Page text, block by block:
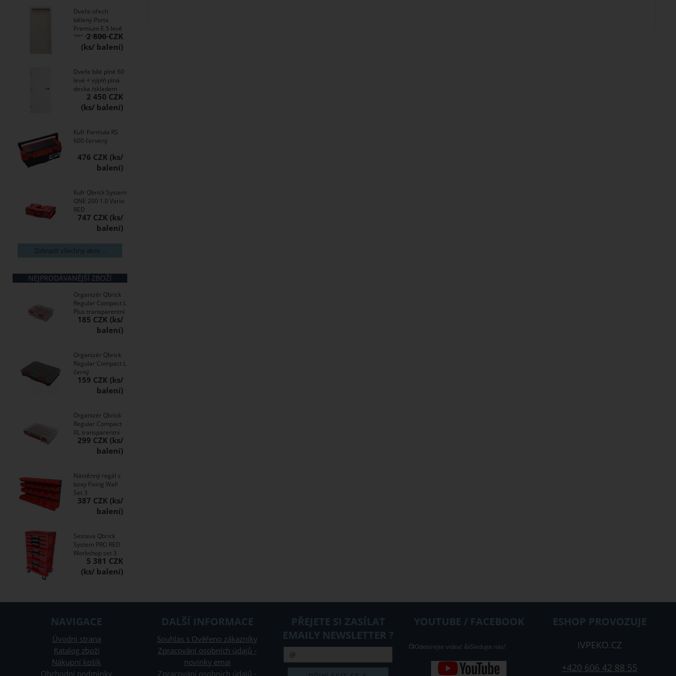
Dveře ořech
bělený Porta
Premium E.5 levé
70" / skladem
2 800 CZK
Dveře bílé plné 60
levé + výplň plná
deska /skladem
2 450 CZK
Kufr Formula RS
600 červený
476 CZK
Kufr Qbrick System
ONE 200 1.0 Vario
RED
747 CZK
Zobrazit všechny akce ...
NEJPRODÁVANĚJŠÍ ZBOŽÍ
Organizér Qbrick
Regular Compact L
Plus transparentní
185 CZK
Organizér Qbrick
Regular Compact L
černý
159 CZK
Organizér Qbrick
Regular Compact
XL transparentní
299 CZK
Nástěnný regál s
boxy Fixing Wall
Set 3
387 CZK
Sestava Qbrick
System PRO RED
Workshop set 3
5 381 CZK
NAVIGACE
Úvodní strana
Katalog zboží
Nákupní košík
Obchodní podmínky
DALŠÍ INFORMACE
Souhlas s Ověřeno zákazníky
Zpracování osobních údajů -
novinky emai
Zpracování osobních údajů -
PŘEJETE SI ZASÍLAT
EMAILY NEWSLETTER ?
YOUTUBE / FACEBOOK
📺Odebírejte videa! 👍Sledujte nás!
ESHOP PROVOZUJE
IVPEKO.CZ
+420 606 42 88 55